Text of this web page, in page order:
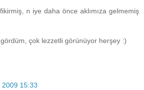
n iye daha önce aklımıza gelmemiş
çok lezzetli görünüyor herşey :)
2009 15:33